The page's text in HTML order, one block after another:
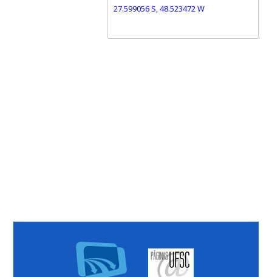
27.599056 S, 48.523472 W